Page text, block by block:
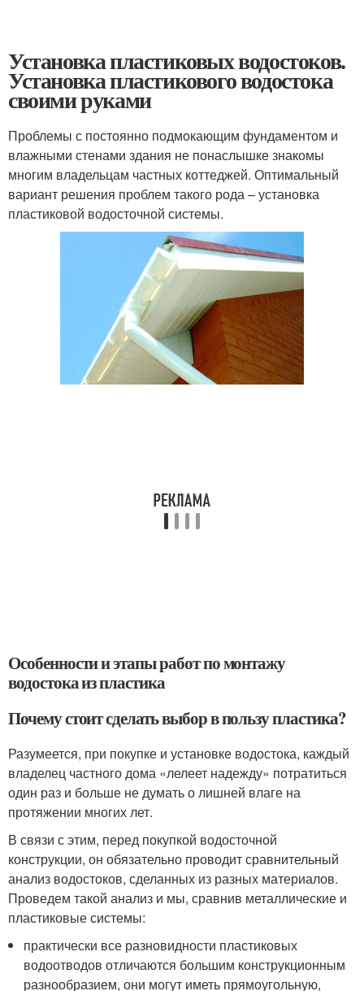
Установка пластиковых водостоков.
Установка пластикового водостока
своими руками
Проблемы с постоянно подмокающим фундаментом и
влажными стенами здания не понаслышке знакомы
многим владельцам частных коттеджей. Оптимальный
вариант решения проблем такого рода – установка
пластиковой водосточной системы.
Особенности и этапы работ по монтажу
водостока из пластика
Почему стоит сделать выбор в пользу пластика?
Разумеется, при покупке и установке водостока, каждый
владелец частного дома «лелеет надежду» потратиться
один раз и больше не думать о лишней влаге на
протяжении многих лет.
В связи с этим, перед покупкой водосточной
конструкции, он обязательно проводит сравнительный
анализ водостоков, сделанных из разных материалов.
Проведем такой анализ и мы, сравнив металлические и
пластиковые системы:
практически все разновидности пластиковых
водоотводов отличаются большим конструкционным
разнообразием, они могут иметь прямоугольную,